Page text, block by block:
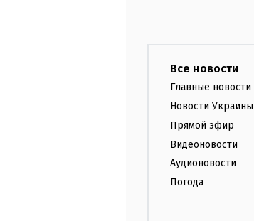
Все новости
Главные новости
Новости Украины
Прямой эфир
Видеоновости
Аудионовости
Погода